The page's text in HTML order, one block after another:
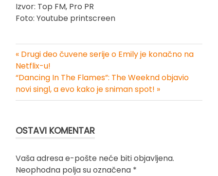
Izvor: Top FM, Pro PR
Foto: Youtube printscreen
Kretanje
članka
« Drugi deo čuvene serije o Emily je konačno na
Netflix-u!
“Dancing In The Flames”: The Weeknd objavio
novi singl, a evo kako je sniman spot! »
OSTAVI KOMENTAR
Vaša adresa e-pošte neće biti objavljena.
Neophodna polja su označena *